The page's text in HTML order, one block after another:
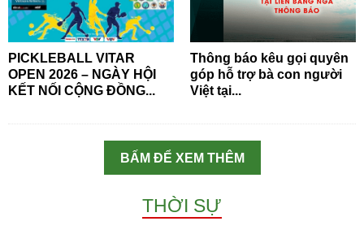
PICKLEBALL VITAR
OPEN 2026 – NGÀY HỘI
KẾT NỐI CỘNG ĐỒNG...
Thông báo kêu gọi quyên
góp hỗ trợ bà con người
Việt tại...
BẤM ĐỂ XEM THÊM
THỜI SỰ